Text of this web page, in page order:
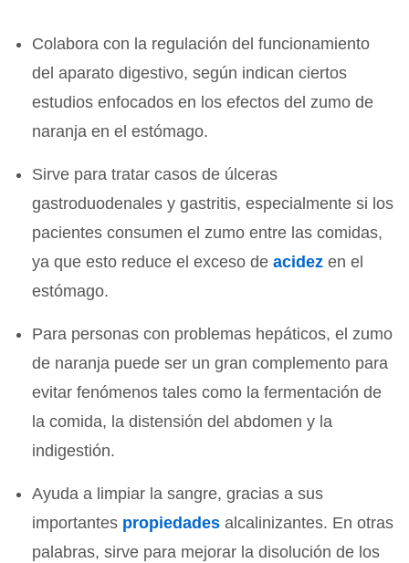
Colabora con la regulación del funcionamiento
del aparato digestivo, según indican ciertos
estudios enfocados en los efectos del zumo de
naranja en el estómago.
Sirve para tratar casos de úlceras
gastroduodenales y gastritis, especialmente si los
pacientes consumen el zumo entre las comidas,
ya que esto reduce el exceso deacidez en el
estómago.
Para personas con problemas hepáticos, el zumo
de naranja puede ser un gran complemento para
evitar fenómenos tales como la fermentación de
la comida, la distensión del abdomen y la
indigestión.
Ayuda a limpiar la sangre, gracias a sus
importantes propiedades alcalinizantes. En otras
palabras, sirve para mejorar la disolución de los